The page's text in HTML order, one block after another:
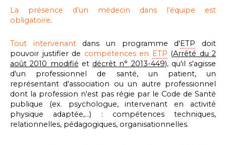
La présence d’un médecin dans l’équipe est
obligatoire.
Tout intervenantdans un programme d'ETP doit
pouvoir justifier de compétences en ETP (Arrêté du 2
août 2010 modifié et décrêt n° 2013-449), qu'il s'agisse
d'un professionnel de santé, un patient, un
représentant d'association ou un autre professionnel
dont la profession n'est pas régie par le Code de Santé
publique (ex. psychologue, intervenant en activité
physique adaptée,...) : compétences techniques,
relationnelles, pédagogiques, organisationnelles.